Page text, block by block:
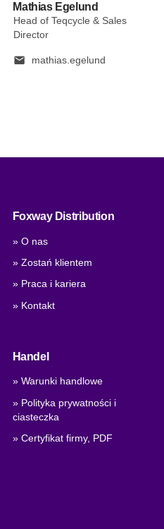
Mathias Egelund
Head of Teqcycle & Sales
Director
mail mathias.egelund
Foxway Distribution
» O nas
» Zostań klientem
» Praca i kariera
» Kontakt
Handel
» Warunki handlowe
» Polityka prywatności i
ciasteczka
» Certyfikat firmy, PDF